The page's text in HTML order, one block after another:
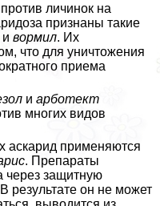
личинок на
признаны такие
и вормил. Их
что для уничтожения
приема
и арботект
многих видов
аскарид применяются
. Препараты
через защитную
результате он не может